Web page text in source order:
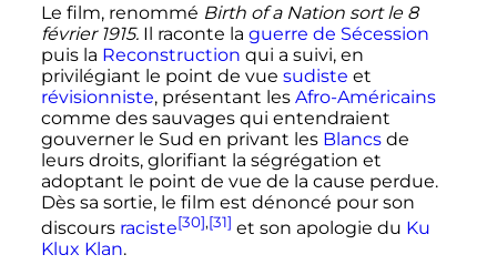
Le film, renommé Birth of a Nation sort le 8
février 1915.Il raconte la guerre de Sécession
puis la Reconstruction qui a suivi, en
privilégiant le point de vue sudiste et
révisionniste, présentant les Afro-Américains
comme des sauvages qui entendraient
gouverner le Sud en privant les Blancsde
leurs droits, glorifiant la ségrégation et
adoptant le point de vue de la cause perdue.
Dès sa sortie, le film est dénoncé pour son
discours raciste[30],[31] et son apologie du Ku
Klux Klan.